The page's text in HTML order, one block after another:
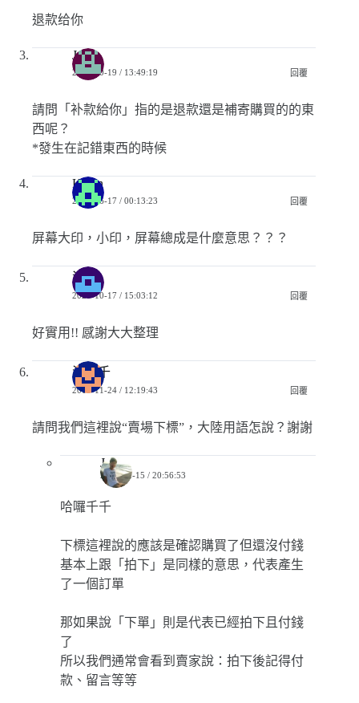
退款给你
Joan
2022-10-19 / 13:49:19 回覆
請問「补款給你」指的是退款還是補寄購買的的東
西呢？
*發生在記錯東西的時候
Kevin
2022-06-17 / 00:13:23 回覆
屏幕大印，小印，屏幕總成是什麼意思？？？
泡泡
2021-10-17 / 15:03:12 回覆
好實用!! 感謝大大整理
洪千千
2019-11-24 / 12:19:43 回覆
請問我們這裡說“賣場下標”，大陸用語怎說？謝謝
Jerry
2019-12-15 / 20:56:53
哈囉千千
下標這裡說的應該是確認購買了但還沒付錢
基本上跟「拍下」是同樣的意思，代表產生
了一個訂單
那如果說「下單」則是代表已經拍下且付錢
了
所以我們通常會看到賣家說：拍下後記得付
款、留言等等